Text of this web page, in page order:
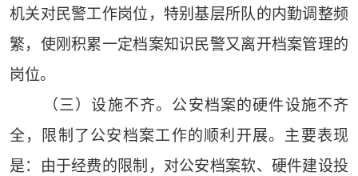
机关对民警工作岗位，特别基层所队的内勤调整频
繁，使刚积累一定档案知识民警又离开档案管理的
岗位。
（三）设施不齐。公安档案的硬件设施不齐
全，限制了公安档案工作的顺利开展。主要表现
是：由于经费的限制，对公安档案软、硬件建设投